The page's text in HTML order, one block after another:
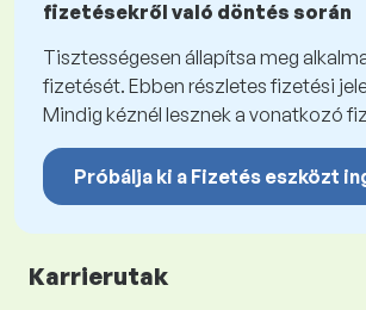
fizetésekről való döntés során
Tisztességesen állapítsa meg
fizetését. Ebben részletes fizetési
Mindig kéznél lesznek a vonatkozó
Próbálja ki a Fizetés eszközt
Karrierutak